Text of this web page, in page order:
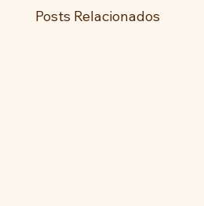
Posts Relacionados